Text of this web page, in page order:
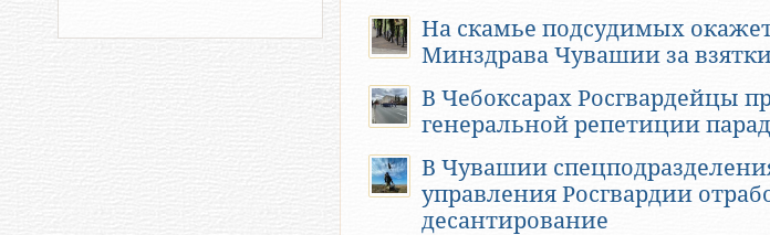
На скамье подсудимых
Минздрава Чувашии за
В Чебоксарах Росгвардейцы
генеральной репетиции
В Чувашии
управления Росгвардии
десантирование